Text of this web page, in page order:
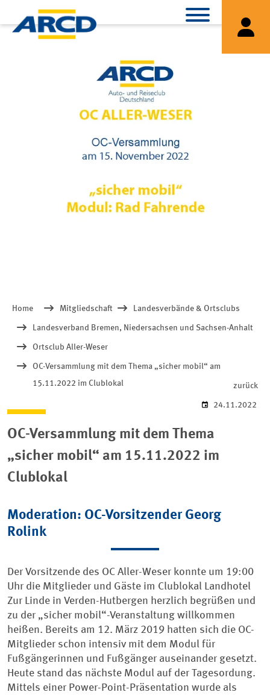
Home Mitgliedschaft Landesverbände & Ortsclubs
Landesverband Bremen, Niedersachsen und Sachsen-Anhalt
Ortsclub Aller-Weser
OC-Versammlung mit dem Thema „sicher mobil“ am
15.11.2022 im Clublokal
zurück
24.11.2022
OC-Versammlung mit dem Thema
„sicher mobil“ am 15.11.2022 im
Clublokal
Moderation: OC-Vorsitzender Georg
Rolink
Der Vorsitzende des OC Aller-Weser konnte um 19:00
Uhr die Mitglieder und Gäste im Clublokal Landhotel
Zur Linde in Verden-Hutbergen herzlich begrüßen und
zu der „sicher mobil“-Veranstaltung willkommen
heißen. Bereits am 12. März 2019 hatten sich die OC-
Mitglieder schon intensiv mit dem Modul für
Fußgängerinnen und Fußgänger auseinander gesetzt.
Heute stand das nächste Modul auf der Tagesordung.
Mittels einer Power-Point-Präsentation wurde als